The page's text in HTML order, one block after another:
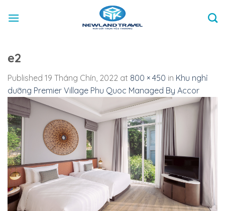
e2
Published 19 Tháng Chín, 2022 at 800 × 450 in Khu nghỉ
dưỡng Premier Village Phu Quoc Managed By Accor